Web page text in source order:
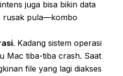
juga bisa bikin data
rusak pula—kombo
. Kadang sistem operasi
Mac tiba-tiba crash. Saat
file yang lagi diakses